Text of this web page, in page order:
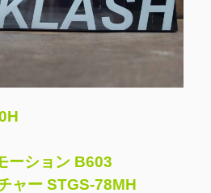
ーション B603
ャー STGS-78MH